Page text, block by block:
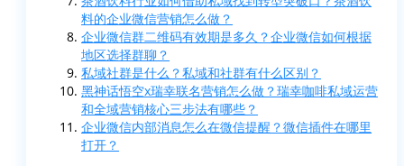
料的企业微信营销怎么做？
企业微信群二维码有效期是多久？企业微信如何根据
地区选择群聊？
私域社群是什么？私域和社群有什么区别？
黑神话悟空x瑞幸联名营销怎么做？瑞幸咖啡私域运营
和全域营销核心三步法有哪些？
企业微信内部消息怎么在微信提醒？微信插件在哪里
打开？